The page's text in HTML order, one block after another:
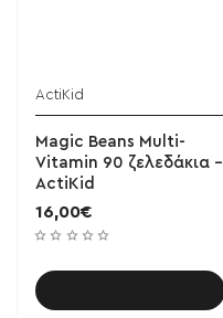
ActiKid
Magic Beans Multi-
Vitamin 90 ζελεδάκια -
ActiKid
16,00€